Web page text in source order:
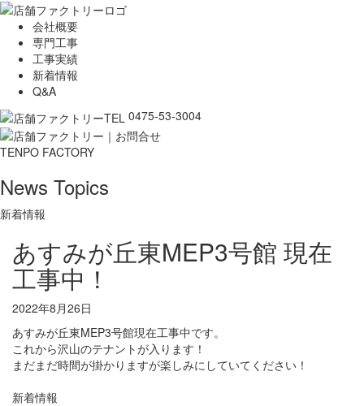
会社概要
専門工事
工事実績
新着情報
Q&A
0475-53-3004
TENPO FACTORY
News Topics
新着情報
あすみが丘東MEP3号館 現在
工事中！
2022年8月26日
あすみが丘東MEP3号館現在工事中です。
これから沢山のテナントが入ります！
まだまだ時間が掛かりますが楽しみにしていてください！
新着情報